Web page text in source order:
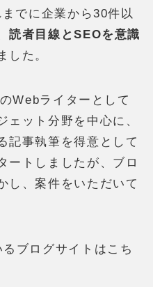
でに企業から30件以
読者目線とSEOを意識
した。
Webライターとして
ェット分野を中心に、
記事執筆を得意として
ートしましたが、ブロ
し、案件をいただいて
ブログサイトはこち